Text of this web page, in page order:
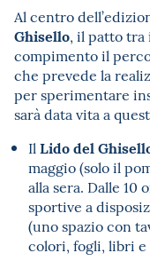
Al centro
Ghisello, il patto tra
compimento il
che prevede la
per sperimentare
sarà data vita a
Il Lido del
maggio (solo il
alla sera. Dalle
sportive a
(uno spazio con
colori, fogli, libri e